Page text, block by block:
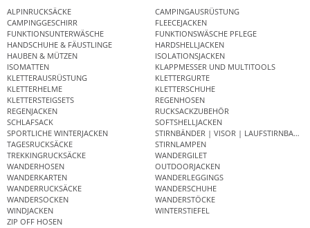
ALPINRUCKSÄCKE
CAMPINGAUSRÜSTUNG
CAMPINGGESCHIRR
FLEECEJACKEN
FUNKTIONSUNTERWÄSCHE
FUNKTIONSWÄSCHE PFLEGE
HANDSCHUHE & FÄUSTLINGE
HARDSHELLJACKEN
HAUBEN & MÜTZEN
ISOLATIONSJACKEN
ISOMATTEN
KLAPPMESSER UND MULTITOOLS
KLETTERAUSRÜSTUNG
KLETTERGURTE
KLETTERHELME
KLETTERSCHUHE
KLETTERSTEIGSETS
REGENHOSEN
REGENJACKEN
RUCKSACKZUBEHÖR
SCHLAFSACK
SOFTSHELLJACKEN
SPORTLICHE WINTERJACKEN
STIRNBÄNDER | VISOR | LAUFSTIRNBAND
TAGESRUCKSÄCKE
STIRNLAMPEN
TREKKINGRUCKSÄCKE
WANDERGILET
WANDERHOSEN
OUTDOORJACKEN
WANDERKARTEN
WANDERLEGGINGS
WANDERRUCKSÄCKE
WANDERSCHUHE
WANDERSOCKEN
WANDERSTÖCKE
WINDJACKEN
WINTERSTIEFEL
ZIP OFF HOSEN